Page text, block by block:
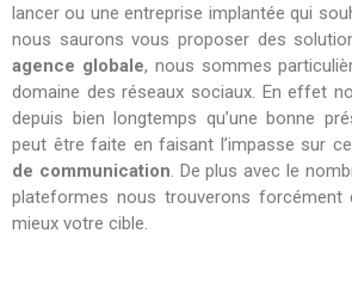
lancer ou une entreprise implantée qui
nous saurons vous proposer des
agence globale, nous sommes
domaine des réseaux sociaux. En effet
depuis bien longtemps qu’une bonne
peut être faite en faisant l’impasse sur
de communication. De plus avec le
plateformes nous trouverons forcément
mieux votre cible.